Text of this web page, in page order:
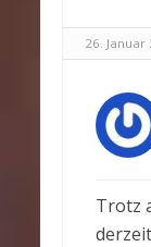
26.
Trotz